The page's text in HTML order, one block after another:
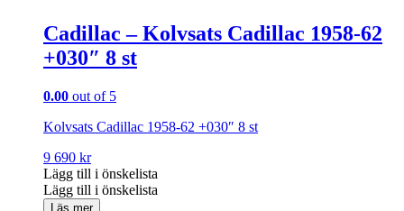
Cadillac – Kolvsats Cadillac 1958-62
+030″ 8 st
0.00 out of 5
Kolvsats Cadillac 1958-62 +030″ 8 st
9 690 kr
Lägg till i önskelista
Lägg till i önskelista
Läs mer